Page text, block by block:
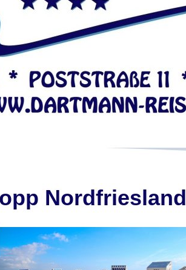
Nordfriesland